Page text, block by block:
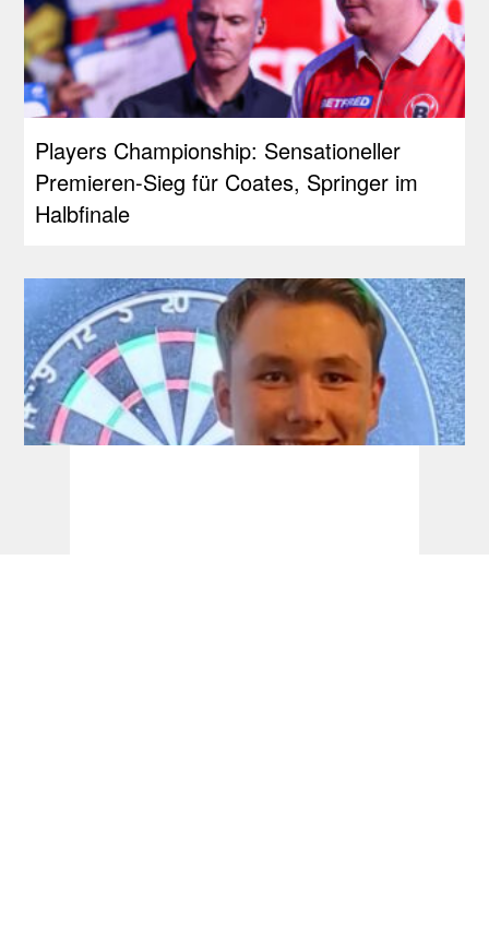
Players Championship: Sensationeller
Premieren-Sieg für Coates, Springer im
Halbfinale